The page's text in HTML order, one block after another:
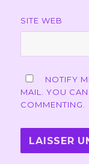
SITE WEB
NOTIFY
MAIL. YOU
COMMENTING.